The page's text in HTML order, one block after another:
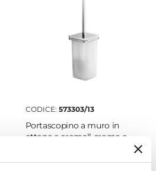
CODICE: 573303/13
Portascopino a muro in
ottone e cromall cromo e